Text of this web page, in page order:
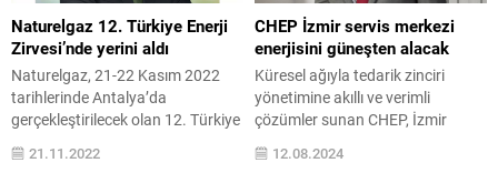
UEDAŞ’ın saha...
kapsamında yaşamımızın her
alanında özellikle de sanayide ve
geliştirilen teknolojilerde;
verimliliği artırmak, tasarruf
sağlamak ve emisyonları
azaltmak...
Naturelgaz 12. Türkiye Enerji
Zirvesi’nde yerini aldı
Naturelgaz, 21-22 Kasım 2022
tarihlerinde Antalya’da
gerçekleştirilecek olan 12. Türkiye
Enerji Zirvesi’nde yerini aldı.
Naturelgaz Genel Müdürü Hasan
21.11.2022
CHEP İzmir servis merkezi
enerjisini güneşten alacak
Küresel ağıyla tedarik zinciri
yönetimine akıllı ve verimli
çözümler sunan CHEP, İzmir
servis merkezinde devreye aldığı
güneş enerjisi santrali sayesinde
12.08.2024